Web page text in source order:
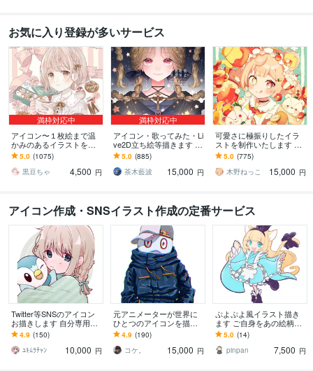
お気に入り登録が多いサービス
満枠対応中
アイコン〜１枚絵まで温
かみのあるイラストを描
きます ★ココナラ自体が
初めての方も、お気軽に
ご相談ください♪★
5.0 (1075)
黒豆ちゃ
4,500 円
満枠対応中
アイコン・歌ってみた・Li
ve2D立ち絵等描きます ち
びキャラや配信用イラス
ト等、幅広く制作してい
ます！
5.0 (885)
茶木藍波
15,000 円
可愛さに極振りしたイラ
ストを制作いたします ★
商用利用＆二次利用込
み！ミニキャラは小物２
点まで無料！★
5.0 (775)
木野ねっこ
15,000 円
アイコン作成・SNSイラスト作成の定番サービス
Twitter等SNSのアイコン
お描きします 自分専用の
かわいいオリジナルアイ
コン
4.9 (150)
ﾕｷﾑﾗﾁｬﾝ
10,000 円
元アニメーターが世界に
ひとつのアイコンを描き
ます ロボ・人物・動物な
ど◆丁寧なヒアリングで
「らしさ」を形に
4.9 (190)
コケ。
15,000 円
ぷよぷよ風イラスト描き
ます ご自身をあの絵柄で
表現！(全身イラスト)
5.0 (14)
pinpan
7,500 円